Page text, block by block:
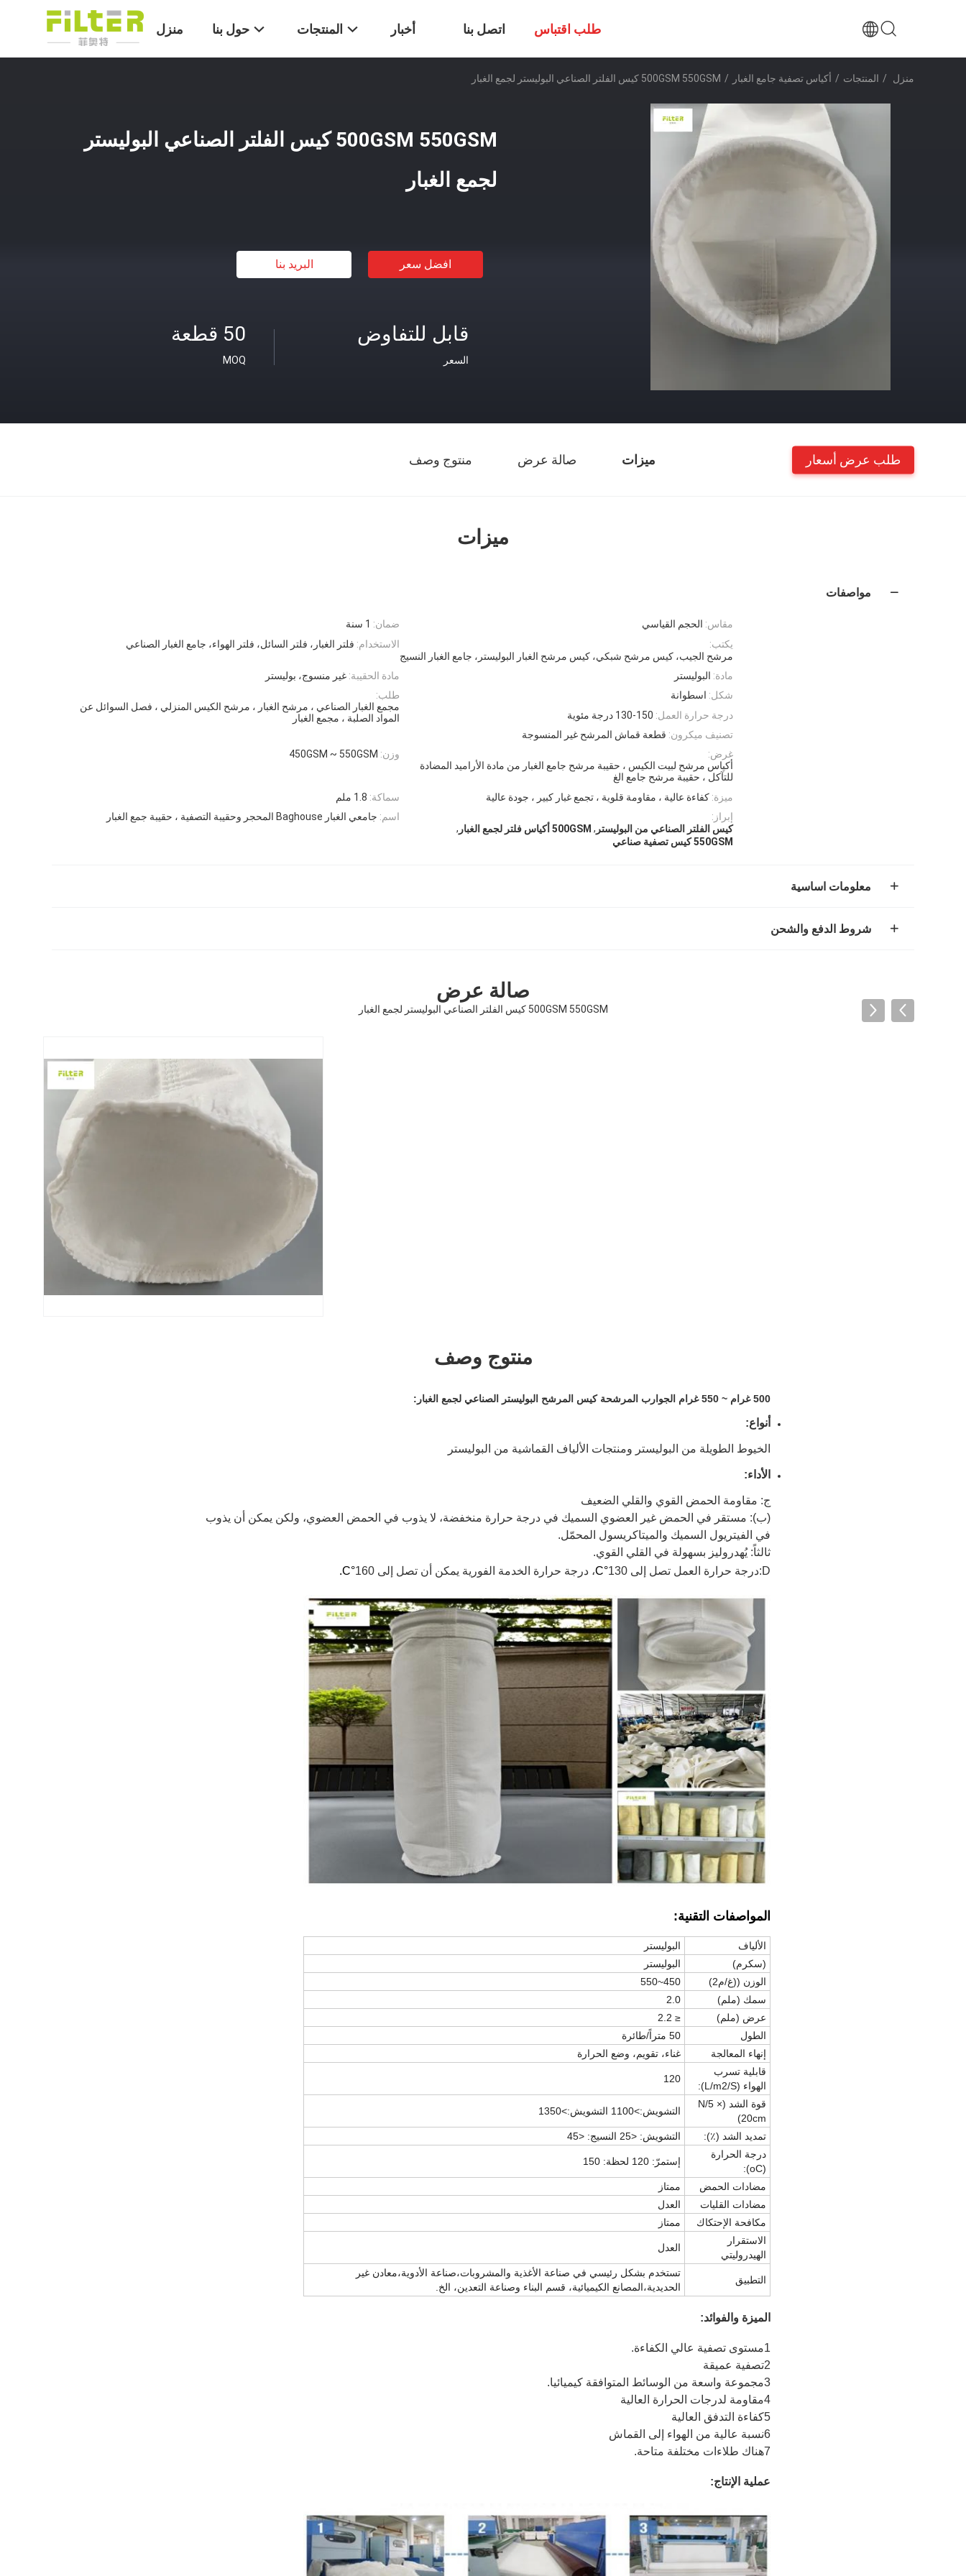
منزل حول بنا المنتجات أخبار اتصل بنا طلب اقتباس
منزل / المنتجات / أكياس تصفية جامع الغبار / 500GSM 550GSM كيس الفلتر الصناعي البوليستر لجمع الغبار
500GSM 550GSM كيس الفلتر الصناعي البوليستر
لجمع الغبار
افضل سعر البريد بنا
50 قطعة
MOQ
قابل للتفاوض
السعر
ميزات صالة عرض منتوج وصف طلب عرض أسعار
ميزات
مواصفات
ضمان: 1 سنة مقاس: الحجم القياسي
الاستخدام: فلتر الغبار، فلتر السائل، فلتر الهواء، جامع الغبار الصناعي
يكتب:
مرشح الجيب، كيس مرشح شبكي، كيس مرشح الغبار البوليستر، جامع الغبار النسيج
مادة الحقيبة: غير منسوج، بوليستر مادة: البوليستر
طلب:
مجمع الغبار الصناعي ، مرشح الغبار ، مرشح الكيس المنزلي ، فصل السوائل عن
المواد الصلبة ، مجمع الغبار
شكل: اسطوانة
درجة حرارة العمل: 130-150 درجة مئوية
تصنيف ميكرون: قطعة قماش المرشح غير المنسوجة
وزن: 450GSM ~ 550GSM
غرض:
أكياس مرشح لبيت الكيس ، حقيبة مرشح جامع الغبار من مادة الأراميد المضادة
للتآكل ، حقيبة مرشح جامع الغ
سماكة: 1.8 ملم ميزة: كفاءة عالية ، مقاومة قلوية ، تجمع غبار كبير ، جودة عالية
اسم: جامعي الغبار Baghouse المحجر وحقيبة التصفية ، حقيبة جمع الغبار
إبراز:
كيس الفلتر الصناعي من البوليستر , 500GSM أكياس فلتر لجمع الغبار
,
550GSM كيس تصفية صناعي
معلومات اساسية
شروط الدفع والشحن
صالة عرض
500GSM 550GSM كيس الفلتر الصناعي البوليستر لجمع الغبار
منتوج وصف
500 غرام ~ 550 غرام الجوارب المرشحة كيس المرشح البوليستر الصناعي لجمع الغبار:
أنواع:
الخيوط الطويلة من البوليستر ومنتجات الألياف القماشية من البوليستر
الأداء:
ج: مقاومة الحمض القوي والقلي الضعيف
(ب): مستقر في الحمض غير العضوي السميك في درجة حرارة منخفضة، لا يذوب في الحمض العضوي، ولكن يمكن أن يذوب
في الفيتريول السميك والميتاكريسول المحمّل.
ثالثاً: يُهدروليز بسهولة في القلي القوي.
D:درجة حرارة العمل تصل إلى 130
°C ، درجة حرارة الخدمة الفورية يمكن أن تصل إلى 160 °C.
المواصفات التقنية:
الألياف
البوليستر
(سكرم)
البوليستر
الوزن ((غ/م2)
450~550
سمك (ملم)
2.0
عرض (ملم)
≤ 2.2
الطول
50 متراً/طائرة
إنهاء المعالجة
غناء، تقويم، وضع الحرارة
قابلية تسرب
الهواء (L/m2/S):
120
قوة الشد (N/5 ×
20cm)
التشويش:>1100 التشويش:>1350
تمديد الشد (٪):
التشويش: <25 النسيج: <45
درجة الحرارة
(oC):
إستمرّ: 120 لحظة: 150
مضادات الحمض
ممتاز
مضادات القليات
العدل
مكافحة الإحتكاك
ممتاز
الاستقرار
الهيدروليتي
العدل
التطبيق
تستخدم بشكل رئيسي في صناعة الأغذية والمشروبات،صناعة الأدوية،معادن غير
الحديدية،المصانع الكيميائية، قسم البناء وصناعة التعدين، الخ.
الميزة والفوائد:
1مستوى تصفية عالي الكفاءة.
2تصفية عميقة
3مجموعة واسعة من الوسائط المتوافقة كيميائيا.
4مقاومة لدرجات الحرارة العالية
5كفاءة التدفق العالية
6نسبة عالية من الهواء إلى القماش
7هناك طلاءات مختلفة متاحة.
عملية الإنتاج: